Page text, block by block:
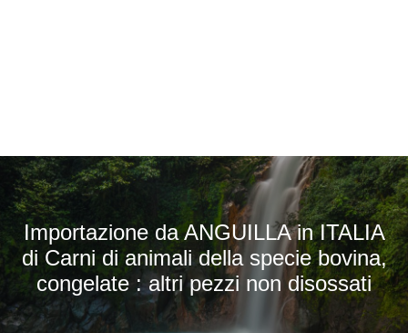
Importazione da ANGUILLA in ITALIA
di Carni di animali della specie bovina,
congelate : altri pezzi non disossati